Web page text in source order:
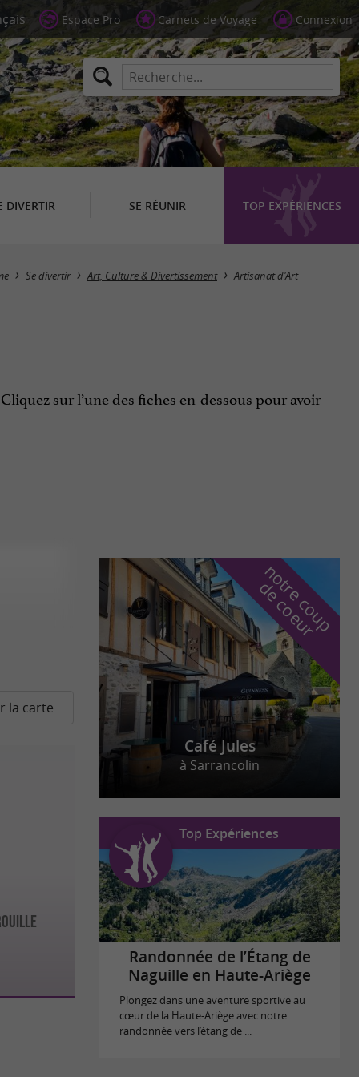
Espace Pro Carnets de Voyage Connexion
DIVERTIR SE RÉUNIR TOP EXPÉRIENCES
Masquer la carte
Se divertir Art, Culture & Divertissement Artisanat d'Art
Cliquez sur l’une des fiches en-dessous pour avoir
la carte
n
o
t
r
e
c
o
u
p
d
e
c
o
e
u
r
Café Jules
à Sarrancolin
Top Expériences
Randonnée de l’Étang de
Naguille en Haute-Ariège
Plongez dans une aventure sportive au
cœur de la Haute-Ariège avec notre
randonnée vers l’étang de ...